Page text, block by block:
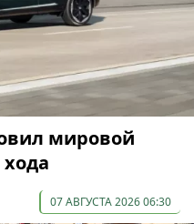
мировой
07 АВГУСТА 2026 06:30